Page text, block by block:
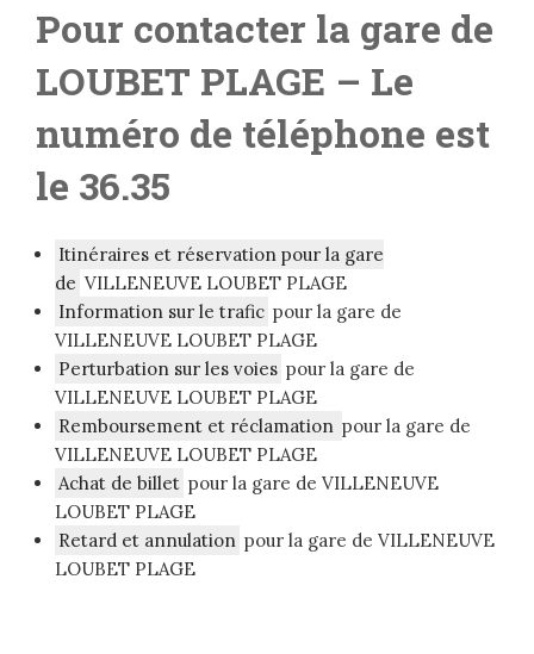
Pour contacter la gare de
LOUBET PLAGE – Le
numéro de téléphone est
le 36.35
Itinéraires et réservation pour la gare
de VILLENEUVE LOUBET PLAGE
Information sur le trafic pour la gare de
VILLENEUVE LOUBET PLAGE
Perturbation sur les voies pour la gare de
VILLENEUVE LOUBET PLAGE
Remboursement et réclamation pour la gare de
VILLENEUVE LOUBET PLAGE
Achat de billet pour la gare de VILLENEUVE
LOUBET PLAGE
Retard et annulation pour la gare de VILLENEUVE
LOUBET PLAGE